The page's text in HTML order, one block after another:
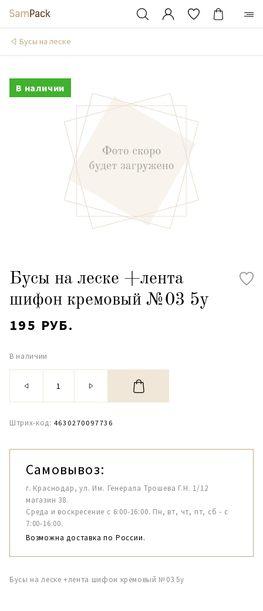
Бусы на леске
В наличии
Бусы на леске +лента
шифон кремовый №03 5y
195 РУБ.
В наличии
Штрих-код: 4630270097736
Самовывоз:
г. Краснодар, ул. Им. Генерала Трошева Г.Н. 1/12
магазин 38.
Среда и воскресение с 6:00-16:00. Пн, вт, чт, пт, сб - с
7:00-16:00.
Возможна доставка по России.
Бусы на леске +лента шифон кремовый №03 5y